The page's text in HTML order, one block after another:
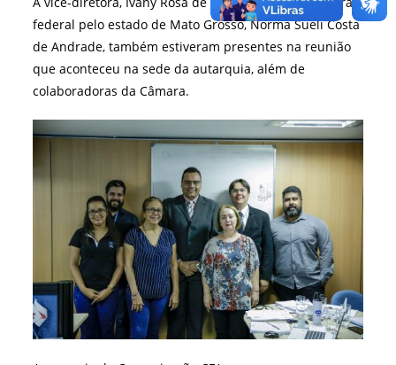
federal pelo estado de Mato Grosso, Norma Sueli Costa
de Andrade, também estiveram presentes na reunião
que aconteceu na sede da autarquia, além de
colaboradoras da Câmara.